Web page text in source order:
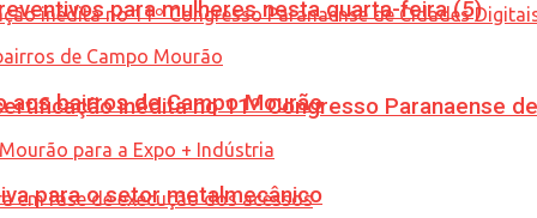
inédita no 11º Congresso Paranaense
para mulheres nesta quarta-feira (5)
bairros de Campo Mourão
para o setor metalmecânico